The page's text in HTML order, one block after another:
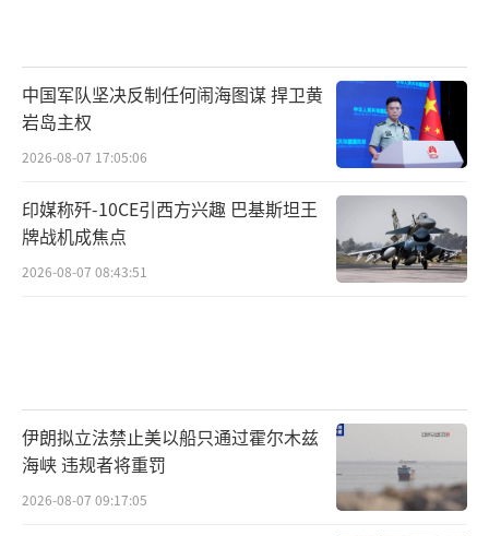
中国军队坚决反制任何闹海图谋 捍卫黄
岩岛主权
2026-08-07 17:05:06
印媒称歼-10CE引西方兴趣 巴基斯坦王
牌战机成焦点
2026-08-07 08:43:51
伊朗拟立法禁止美以船只通过霍尔木兹
海峡 违规者将重罚
2026-08-07 09:17:05